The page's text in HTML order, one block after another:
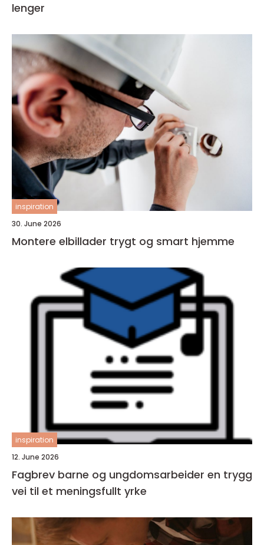
lenger
inspiration
30. June 2026
Montere elbillader trygt og smart hjemme
inspiration
12. June 2026
Fagbrev barne og ungdomsarbeider en trygg
vei til et meningsfullt yrke